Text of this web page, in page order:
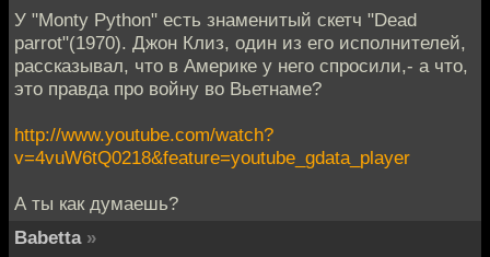
У "Monty Python" есть знаменитый скетч "Dead
parrot"(1970). Джон Клиз, один из его исполнителей,
рассказывал, что в Америке у него спросили,- а что,
это правда про войну во Вьетнаме?
http://www.youtube.com/watch?
v=4vuW6tQ0218&feature=youtube_gdata_player
А ты как думаешь?
Babetta »